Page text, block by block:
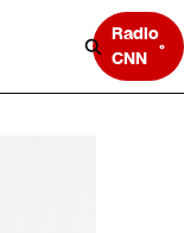
Radio
CNN